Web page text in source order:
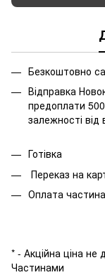
Безкоштовно
Відправка
предоплати
залежності
Готівка
Переказ на
Оплата
* - Акційна ціна не
Частинами